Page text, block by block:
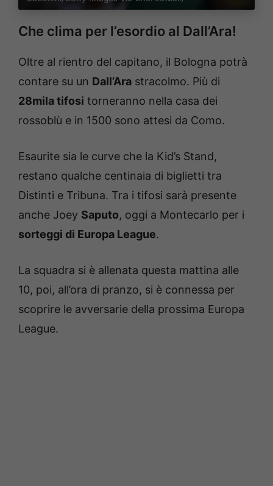
Che clima per l’esordio al Dall’Ara!
Oltre al rientro del capitano, il Bologna potrà
contare su un Dall’Ara stracolmo. Più di
28mila tifosi torneranno nella casa dei
rossoblù e in 1500 sono attesi da Como.
Esaurite sia le curve che la Kid’s Stand,
restano qualche centinaia di biglietti tra
Distinti e Tribuna. Tra i tifosi sarà presente
anche Joey Saputo, oggi a Montecarlo per i
sorteggi di Europa League.
La squadra si è allenata questa mattina alle
10, poi, all’ora di pranzo, si è connessa per
scoprire le avversarie della prossima Europa
League.